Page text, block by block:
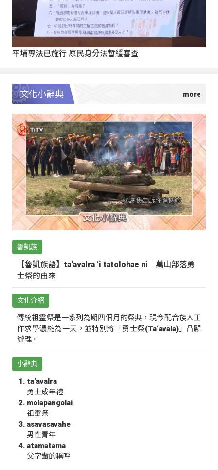
平埔專法已施行 原民身分法暫緩審查
文化小辭典
魯凱族
【魯凱族語】ta‘avalra ‘i tatolohae ni｜萬山部落勇
士祭的由來
文化介紹
傳統祖靈祭是一系列為期四個月的祭典，現今配合族人工
作求學濃縮為一天，並特別將「勇士祭(Ta‘avala)」凸顯
辦理。
小辭典
ta‘avalra
勇士成年禮
molapangolai
祖靈祭
asavasavahe
男性青年
atamatama
父字輩的稱呼